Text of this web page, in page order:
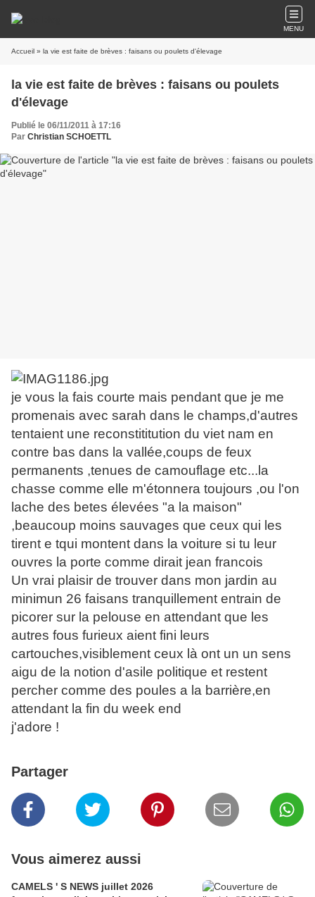
MENU
Accueil » la vie est faite de brèves : faisans ou poulets d'élevage
la vie est faite de brèves : faisans ou poulets
d'élevage
Publié le 06/11/2011 à 17:16
Par Christian SCHOETTL
je vous la fais courte mais pendant que je me
promenais avec sarah dans le champs,d'autres
tentaient une reconstititution du viet nam en
contre bas dans la vallée,coups de feux
permanents ,tenues de camouflage etc...la
chasse comme elle m'étonnera toujours ,ou l'on
lache des betes élevées "a la maison"
,beaucoup moins sauvages que ceux qui les
tirent e tqui montent dans la voiture si tu leur
ouvres la porte comme dirait jean francois
Un vrai plaisir de trouver dans mon jardin au
minimun 26 faisans tranquillement entrain de
picorer sur la pelouse en attendant que les
autres fous furieux aient fini leurs
cartouches,visiblement ceux là ont un un sens
aigu de la notion d'asile politique et restent
percher comme des poules a la barrière,en
attendant la fin du week end
j'adore !
Partager
Vous aimerez aussi
CAMELS ' S NEWS juillet 2026